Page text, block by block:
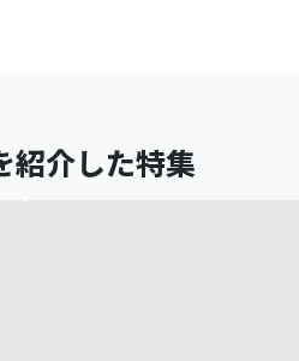
紹介した特集